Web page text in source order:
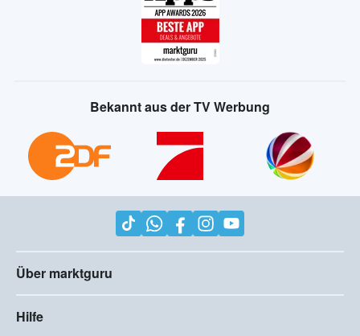
Bekannt aus der TV Werbung
Über marktguru
Hilfe